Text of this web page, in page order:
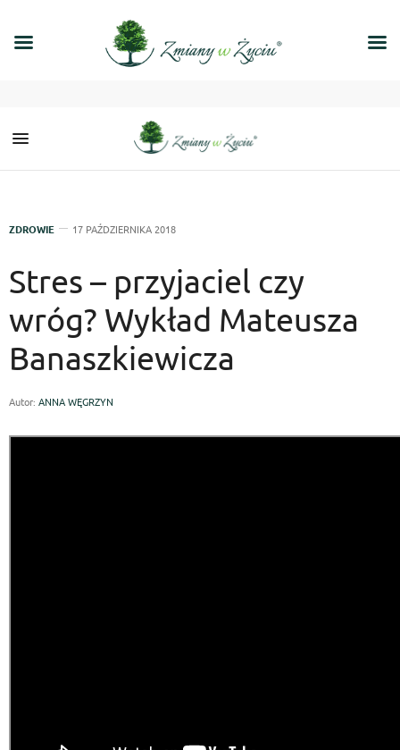
ZDROWIE 17 PAŹDZIERNIKA 2018
Stres – przyjaciel czy
wróg? Wykład Mateusza
Banaszkiewicza
Autor: ANNA WĘGRZYN